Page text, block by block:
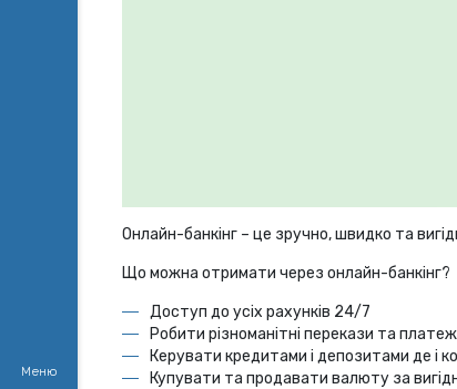
Меню
Онлайн-банкінг – це зручно, швидко та
Що можна отримати через онлайн-банкінг?
Доступ до усіх рахунків 24/7
Робити різноманітні перекази та
Керувати кредитами і депозитами де і
Купувати та продавати валюту за